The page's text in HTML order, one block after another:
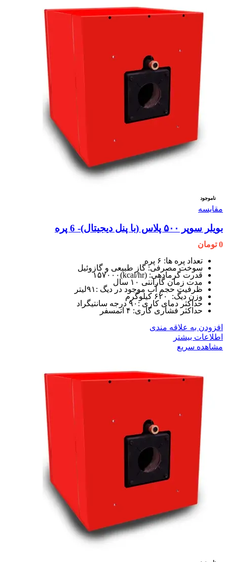
ناموجود
مقایسه
بویلر سوپر ۵۰۰ پلاس (با پنل دیجیتال)- 6 پره
0 تومان
تعداد پره ها: ۶ پره
سوخت مصرفی: گاز طبیعی و گازوئیل
قدرت گرمادهی: (kcal/hr)۱۵۷۰۰۰
مدت زمان گارانتی ۱۰ سال
ظرفیت حجم آب موجود در دیگ :۹۱لیتر
وزن دیگ: ۶۲۰ کیلوگرم
حداکثر دمای کاری :۹۰ درجه سانتیگراد
حداکثر فشاری کاری: ۴ اتمسفر
افزودن به علاقه مندی
اطلاعات بیشتر
مشاهده سریع